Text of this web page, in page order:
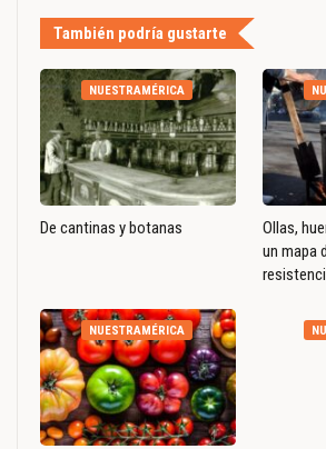
También podría gustarte
NUESTRAMÉRICA
De cantinas y botanas
Ollas,
un mapa
NUESTRAMÉRICA